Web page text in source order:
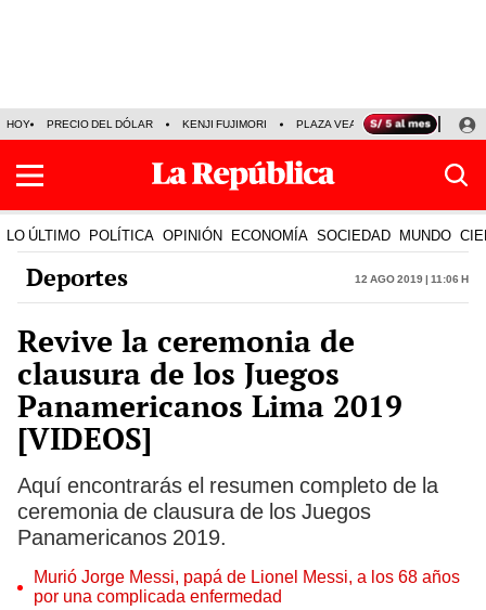
HOY PRECIO DEL DÓLAR KENJI FUJIMORI PLAZA VEA FERIADOS
LO ÚLTIMO POLÍTICA OPINIÓN ECONOMÍA SOCIEDAD MUNDO
Deportes 12 Ago 2019 | 11:06 h
Revive la ceremonia de
clausura de los Juegos
Panamericanos Lima 2019
[VIDEOS]
Aquí encontrarás el resumen completo de la
ceremonia de clausura de los Juegos
Panamericanos 2019.
Murió Jorge Messi, papá de Lionel Messi, a los 68 años
por una complicada enfermedad